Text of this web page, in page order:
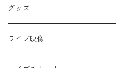
ミニアルバム
宅レコCD
グッズ
Tシャツ
ライブ映像